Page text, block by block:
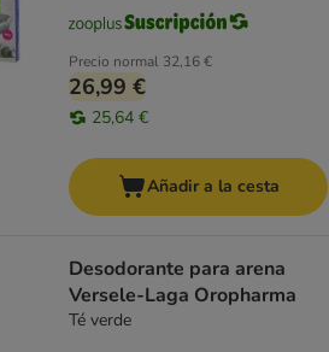
Precio normal 32,16 €
26,99 €
25,64 €
Añadir a la cesta
Desodorante para arena
Versele-Laga Oropharma
Té verde